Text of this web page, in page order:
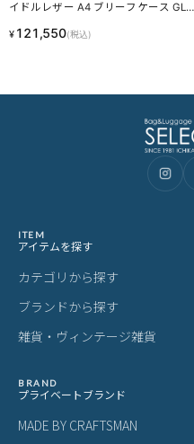
イドルレザー A4 ブリーフケース GLE
¥ 121,550(税込)
ITEM
アイテムを探す
カテゴリから探す
ブランドから探す
雑貨・ヴィンテージ雑貨
BRAND
プライベートブランド
MADE BY CRAFTSMAN